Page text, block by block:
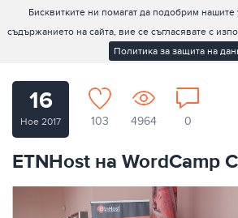
Бисквитките ни помагат да подобрим нашите
съдържанието на сайта, вие се съгласявате с
Политика за защита на
16
Ное 2017 103 4964 0
ETNHost на WordCamp